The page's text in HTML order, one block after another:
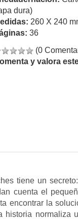
dura)
260 X 240
36
(0
y valora
tiene un
cuenta el
encontrar la
historia normaliza